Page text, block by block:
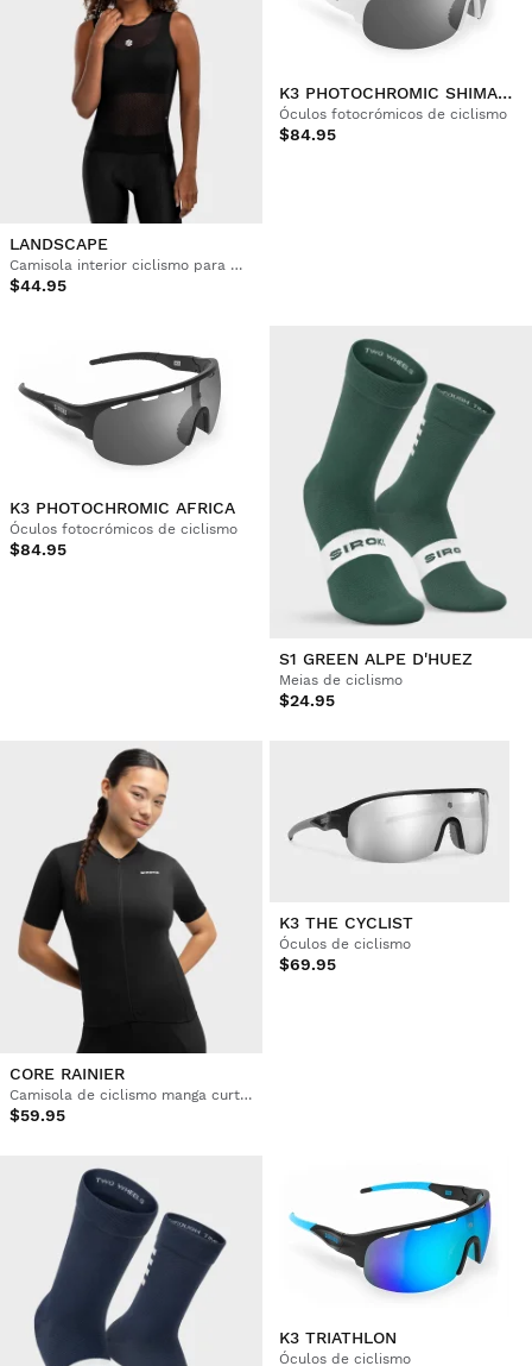
LANDSCAPE
Camisola interior ciclismo para mulher
$44.95
K3 PHOTOCHROMIC SHIMANAMI KAIDO
Óculos fotocrómicos de ciclismo
$84.95
K3 PHOTOCHROMIC AFRICA
Óculos fotocrómicos de ciclismo
$84.95
S1 GREEN ALPE D'HUEZ
Meias de ciclismo
$24.95
CORE RAINIER
Camisola de ciclismo manga curta mulher
$59.95
K3 THE CYCLIST
Óculos de ciclismo
$69.95
K3 TRIATHLON
Óculos de ciclismo